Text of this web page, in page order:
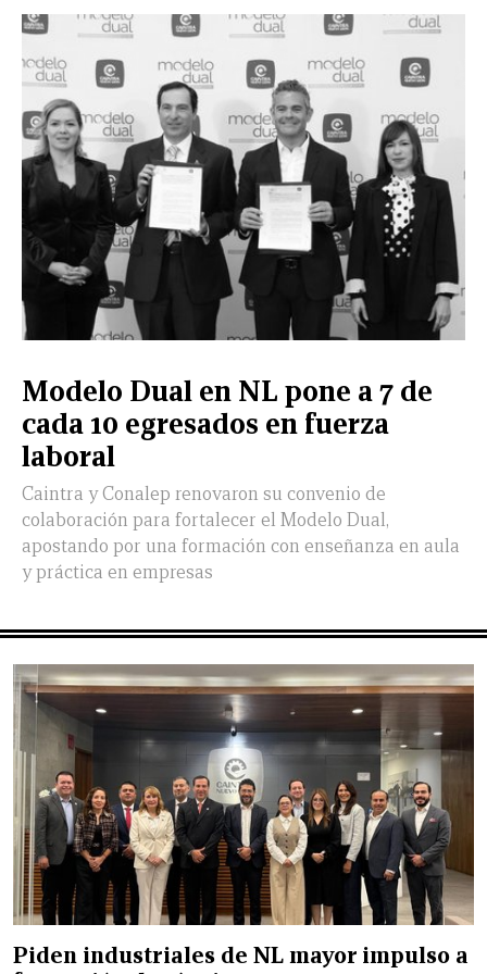
Modelo Dual en NL pone a 7 de
cada 10 egresados en fuerza
laboral
Caintra y Conalep renovaron su convenio de
colaboración para fortalecer el Modelo Dual,
apostando por una formación con enseñanza en aula
y práctica en empresas
Piden industriales de NL mayor impulso a